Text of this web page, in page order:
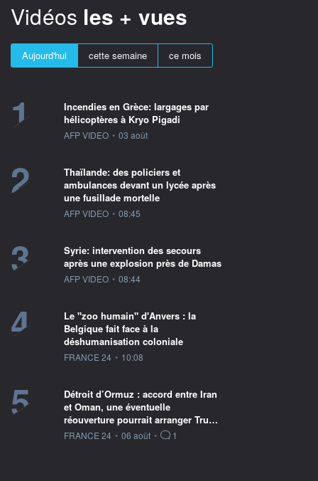
Vidéos les + vues
Aujourd'hui cette semaine ce mois
1
Incendies en Grèce: largages par
hélicoptères à Kryo Pigadi
information fournie par
AFP VIDEO • 03 août
2
Thaïlande: des policiers et
ambulances devant un lycée après
une fusillade mortelle
information fournie par
AFP VIDEO • 08:45
3
Syrie: intervention des secours
après une explosion près de Damas
information fournie par
AFP VIDEO • 08:44
4
Le "zoo humain" d'Anvers : la
Belgique fait face à la
déshumanisation coloniale
information fournie par
FRANCE 24 • 10:08
5
Détroit d’Ormuz : accord entre Iran
et Oman, une éventuelle
réouverture pourrait arranger Tru…
information fournie par
FRANCE 24 • 06 août • 1